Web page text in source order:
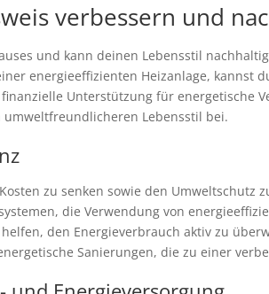
verbessern und
und kann deinen Lebensstil
energieeffizienten Heizanlage, kannst
Unterstützung für energetische
Lebensstil bei.
zu senken sowie den Umweltschutz
die Verwendung von
den Energieverbrauch aktiv zu
Sanierungen, die zu einer